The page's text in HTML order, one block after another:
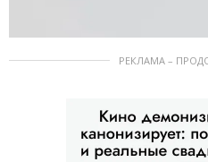
РЕКЛАМА –